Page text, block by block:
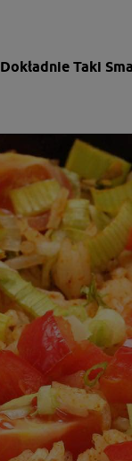
Dokładnie Taki